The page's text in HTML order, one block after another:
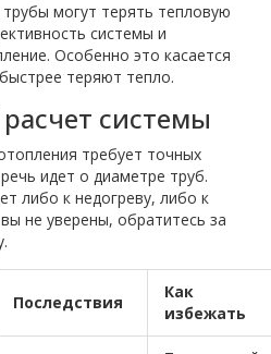
могут терять тепловую
системы и
Особенно это касается
теряют тепло.
системы
требует точных
идет о диаметре труб.
либо к недогреву, либо к
не уверены, обратитесь за
Последствия
Как
избежать